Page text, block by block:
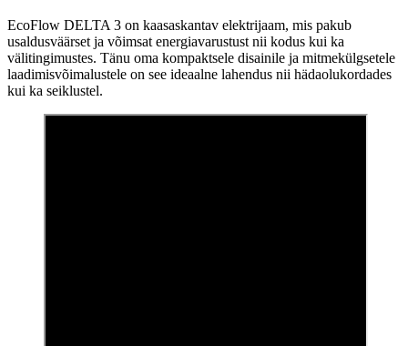
EcoFlow DELTA 3 on kaasaskantav elektrijaam, mis pakub
usaldusväärset ja võimsat energiavarustust nii kodus kui ka
välitingimustes. Tänu oma kompaktsele disainile ja mitmekülgsetele
laadimisvõimalustele on see ideaalne lahendus nii hädaolukordades
kui ka seiklustel.